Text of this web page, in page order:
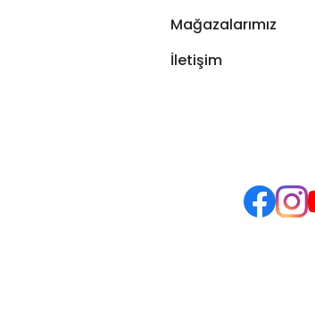
Mağazalarımız
İletişim